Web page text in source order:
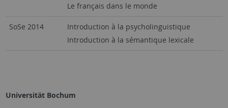
Le français dans le monde
SoSe 2014
Introduction à la psycholinguistique
Introduction à la sémantique lexicale
Universität Bochum